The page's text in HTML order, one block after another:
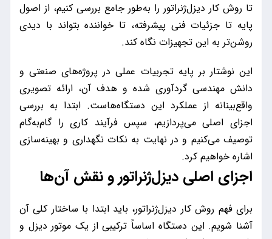
تا روش کار دیزل‌ژنراتور را به‌طور جامع بررسی کنیم، از اصول
پایه تا جزئیات فنی پیشرفته، تا خواننده بتواند با دیدی
روشن‌تر به این تجهیزات نگاه کند.
این نوشتار بر پایه تجربیات عملی در پروژه‌های صنعتی و
دانش مهندسی گردآوری شده و هدف آن، ارائه تصویری
واقع‌بینانه از عملکرد این دستگاه‌هاست. ابتدا به بررسی
اجزای اصلی می‌پردازیم، سپس فرآیند کاری را گام‌به‌گام
توصیف می‌کنیم و در نهایت به نکات نگهداری و بهینه‌سازی
اشاره خواهیم کرد.
اجزای اصلی دیزل‌ژنراتور و نقش آن‌ها
برای فهم روش کار دیزل‌ژنراتور، باید ابتدا با ساختار کلی آن
آشنا شویم. این دستگاه اساساً ترکیبی از یک موتور دیزل و